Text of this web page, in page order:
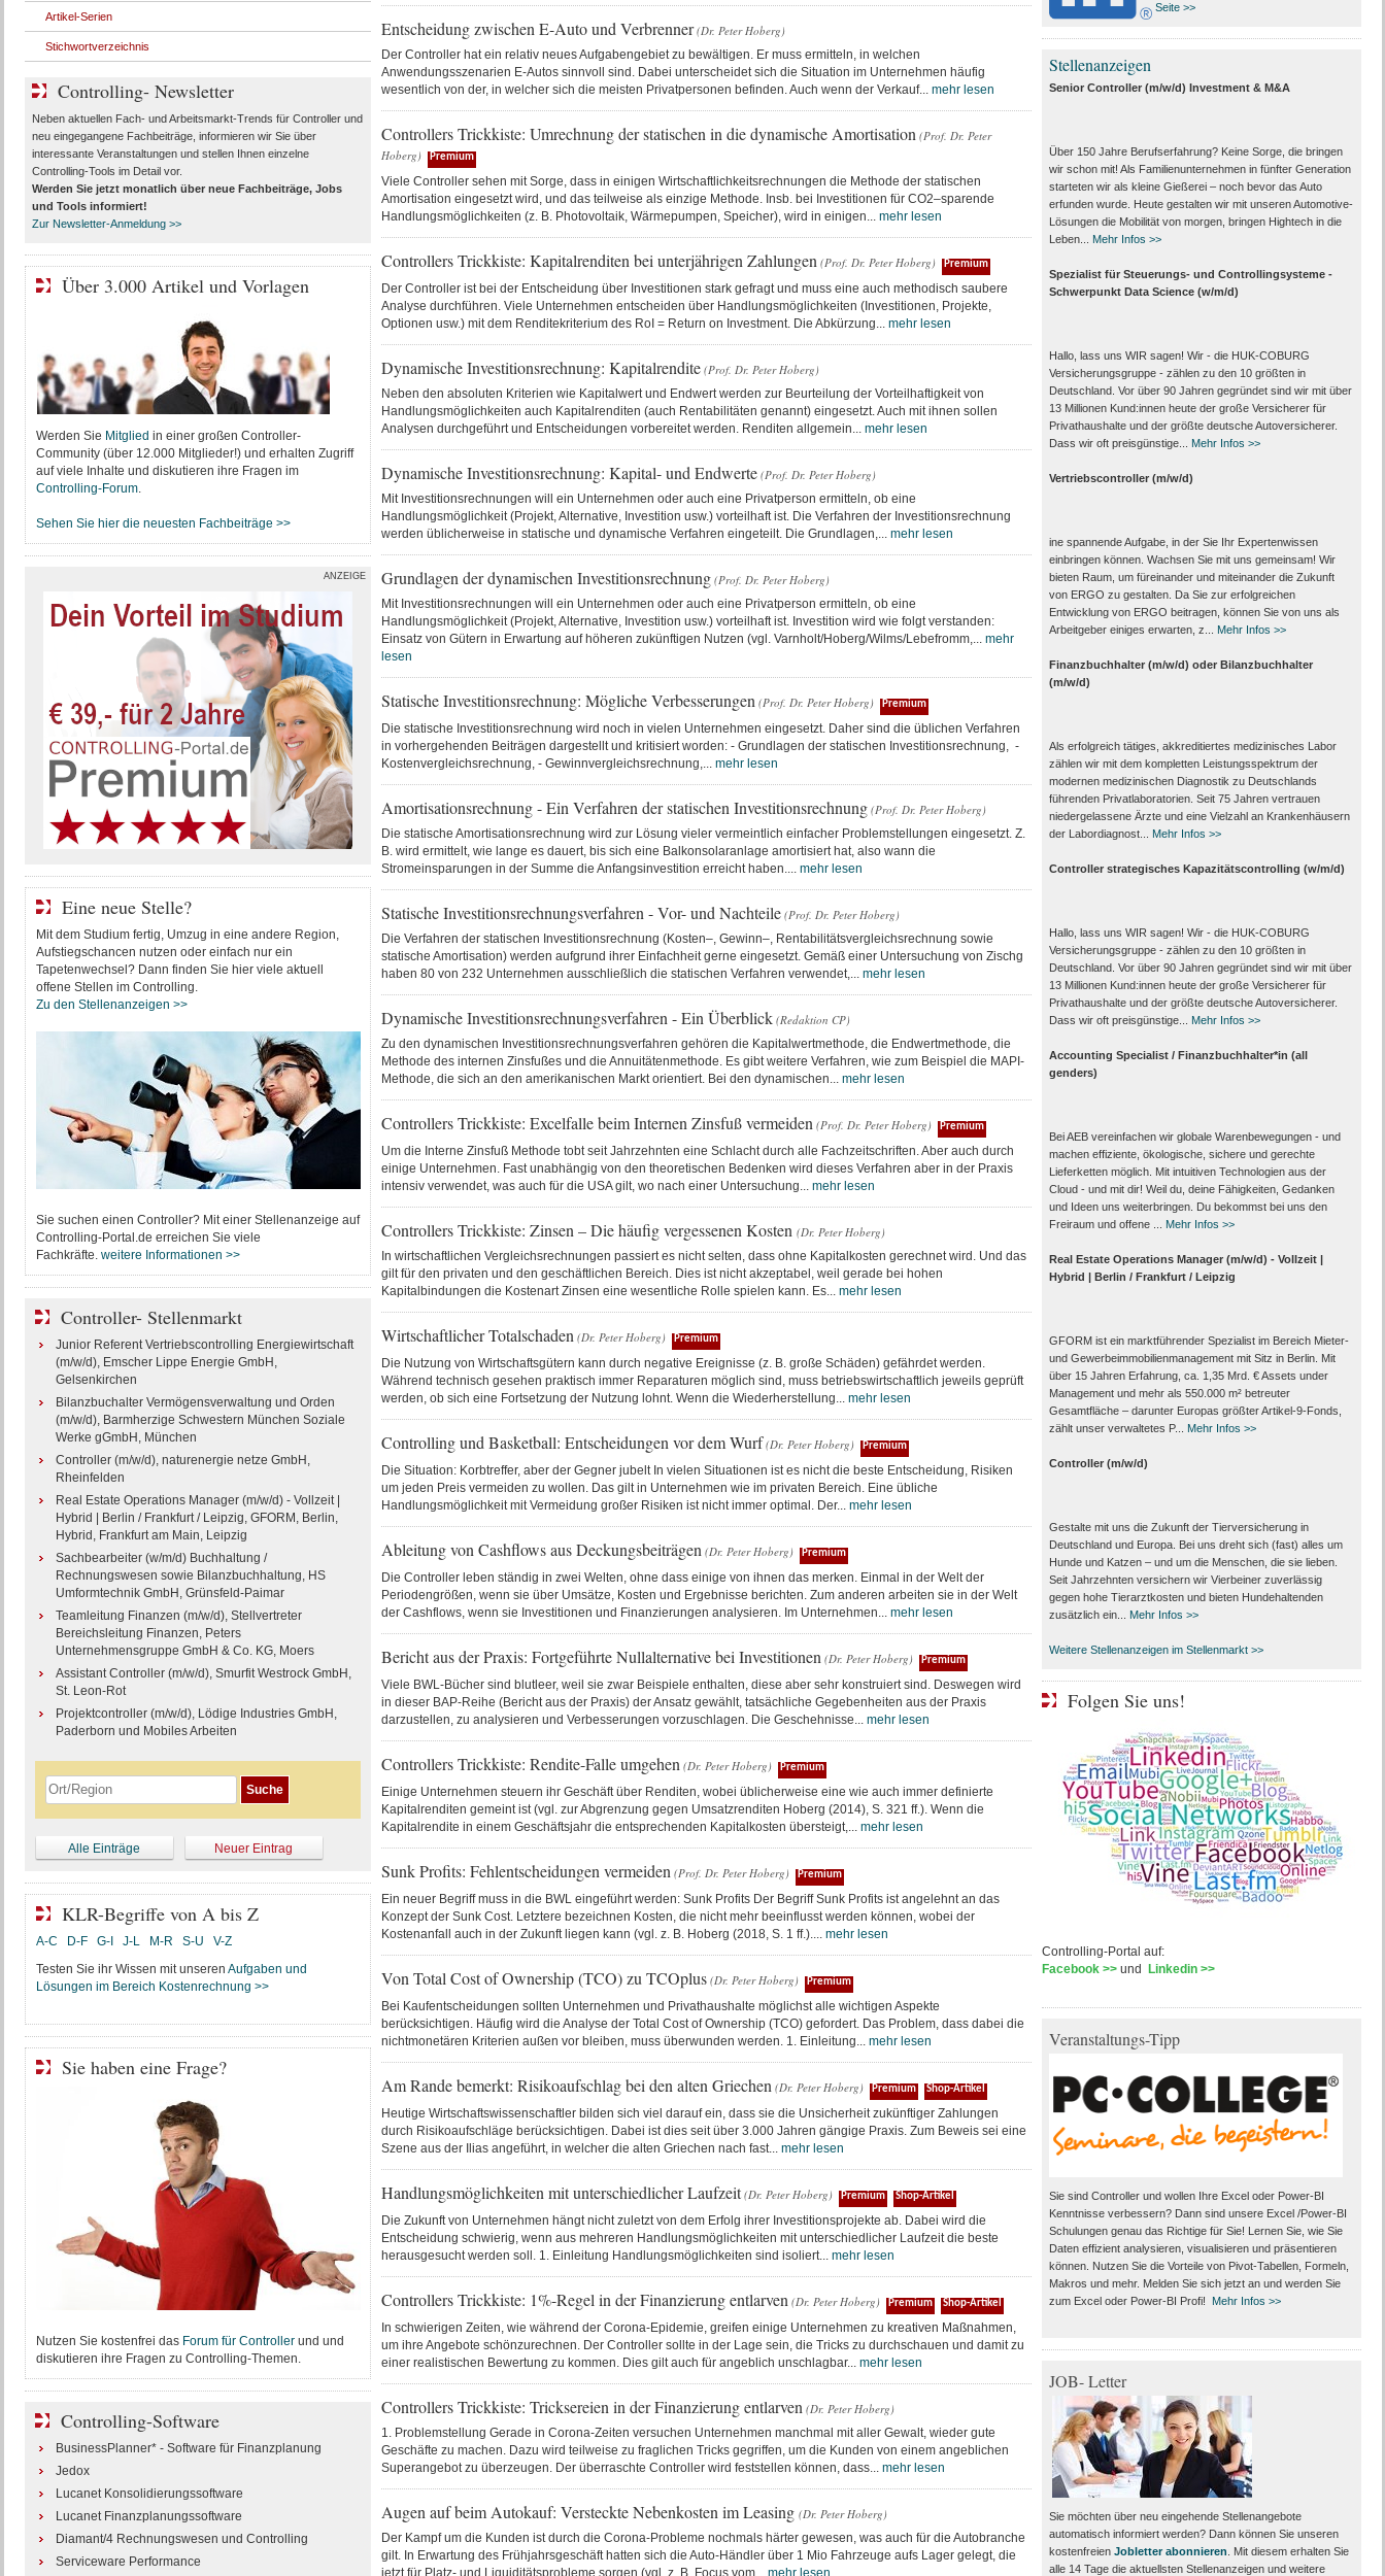
Entscheidung zwischen E-Auto und Verbrenner (Dr. Peter Hoberg)
Der Controller hat ein relativ neues Aufgabengebiet zu bewältigen. Er muss ermitteln, in welchen
Anwendungsszenarien E-Autos sinnvoll sind. Dabei unterscheidet sich die Situation im Unternehmen häufig
wesentlich von der, in welcher sich die meisten Privatpersonen befinden. Auch wenn der Verkauf... mehr lesen
Controllers Trickkiste: Umrechnung der statischen in die dynamische Amortisation (Prof. Dr. Peter
Hoberg)
Premium
Viele Controller sehen mit Sorge, dass in einigen Wirtschaftlichkeitsrechnungen die Methode der statischen
Amortisation eingesetzt wird, und das teilweise als einzige Methode. Insb. bei Investitionen für CO2–sparende
Handlungsmöglichkeiten (z. B. Photovoltaik, Wärmepumpen, Speicher), wird in einigen... mehr lesen
Controllers Trickkiste: Kapitalrenditen bei unterjährigen Zahlungen (Prof. Dr. Peter Hoberg) Premium
Der Controller ist bei der Entscheidung über Investitionen stark gefragt und muss eine auch methodisch saubere
Analyse durchführen. Viele Unternehmen entscheiden über Handlungsmöglichkeiten (Investitionen, Projekte,
Optionen usw.) mit dem Renditekriterium des RoI = Return on Investment. Die Abkürzung... mehr lesen
Dynamische Investitionsrechnung: Kapitalrendite (Prof. Dr. Peter Hoberg)
Neben den absoluten Kriterien wie Kapitalwert und Endwert werden zur Beurteilung der Vorteilhaftigkeit von
Handlungsmöglichkeiten auch Kapitalrenditen (auch Rentabilitäten genannt) eingesetzt. Auch mit ihnen sollen
Analysen durchgeführt und Entscheidungen vorbereitet werden. Renditen allgemein... mehr lesen
Dynamische Investitionsrechnung: Kapital- und Endwerte (Prof. Dr. Peter Hoberg)
Mit Investitionsrechnungen will ein Unternehmen oder auch eine Privatperson ermitteln, ob eine
Handlungsmöglichkeit (Projekt, Alternative, Investition usw.) vorteilhaft ist. Die Verfahren der Investitionsrechnung
werden üblicherweise in statische und dynamische Verfahren eingeteilt. Die Grundlagen,... mehr lesen
Grundlagen der dynamischen Investitionsrechnung (Prof. Dr. Peter Hoberg)
Mit Investitionsrechnungen will ein Unternehmen oder auch eine Privatperson ermitteln, ob eine
Handlungsmöglichkeit (Projekt, Alternative, Investition usw.) vorteilhaft ist. Investition wird wie folgt verstanden:
Einsatz von Gütern in Erwartung auf höheren zukünftigen Nutzen (vgl. Varnholt/Hoberg/Wilms/Lebefromm,... mehr
lesen
Statische Investitionsrechnung: Mögliche Verbesserungen (Prof. Dr. Peter Hoberg) Premium
Die statische Investitionsrechnung wird noch in vielen Unternehmen eingesetzt. Daher sind die üblichen Verfahren
in vorhergehenden Beiträgen dargestellt und kritisiert worden: - Grundlagen der statischen Investitionsrechnung, -
Kostenvergleichsrechnung, - Gewinnvergleichsrechnung,... mehr lesen
Amortisationsrechnung - Ein Verfahren der statischen Investitionsrechnung (Prof. Dr. Peter Hoberg)
Die statische Amortisationsrechnung wird zur Lösung vieler vermeintlich einfacher Problemstellungen eingesetzt. Z.
B. wird ermittelt, wie lange es dauert, bis sich eine Balkonsolaranlage amortisiert hat, also wann die
Stromeinsparungen in der Summe die Anfangsinvestition erreicht haben.... mehr lesen
Statische Investitionsrechnungsverfahren - Vor- und Nachteile (Prof. Dr. Peter Hoberg)
Die Verfahren der statischen Investitionsrechnung (Kosten–, Gewinn–, Rentabilitätsvergleichsrechnung sowie
statische Amortisation) werden aufgrund ihrer Einfachheit gerne eingesetzt. Gemäß einer Untersuchung von Zischg
haben 80 von 232 Unternehmen ausschließlich die statischen Verfahren verwendet,... mehr lesen
Dynamische Investitionsrechnungsverfahren - Ein Überblick (Redaktion CP)
Zu den dynamischen Investitionsrechnungsverfahren gehören die Kapitalwertmethode, die Endwertmethode, die
Methode des internen Zinsfußes und die Annuitätenmethode. Es gibt weitere Verfahren, wie zum Beispiel die MAPI-
Methode, die sich an den amerikanischen Markt orientiert. Bei den dynamischen... mehr lesen
Controllers Trickkiste: Excelfalle beim Internen Zinsfuß vermeiden (Prof. Dr. Peter Hoberg) Premium
Um die Interne Zinsfuß Methode tobt seit Jahrzehnten eine Schlacht durch alle Fachzeitschriften. Aber auch durch
einige Unternehmen. Fast unabhängig von den theoretischen Bedenken wird dieses Verfahren aber in der Praxis
intensiv verwendet, was auch für die USA gilt, wo nach einer Untersuchung... mehr lesen
Controllers Trickkiste: Zinsen – Die häufig vergessenen Kosten (Dr. Peter Hoberg)
In wirtschaftlichen Vergleichsrechnungen passiert es nicht selten, dass ohne Kapitalkosten gerechnet wird. Und das
gilt für den privaten und den geschäftlichen Bereich. Dies ist nicht akzeptabel, weil gerade bei hohen
Kapitalbindungen die Kostenart Zinsen eine wesentliche Rolle spielen kann. Es... mehr lesen
Wirtschaftlicher Totalschaden (Dr. Peter Hoberg) Premium
Die Nutzung von Wirtschaftsgütern kann durch negative Ereignisse (z. B. große Schäden) gefährdet werden.
Während technisch gesehen praktisch immer Reparaturen möglich sind, muss betriebswirtschaftlich jeweils geprüft
werden, ob sich eine Fortsetzung der Nutzung lohnt. Wenn die Wiederherstellung... mehr lesen
Controlling und Basketball: Entscheidungen vor dem Wurf (Dr. Peter Hoberg) Premium
Die Situation: Korbtreffer, aber der Gegner jubelt In vielen Situationen ist es nicht die beste Entscheidung, Risiken
um jeden Preis vermeiden zu wollen. Das gilt in Unternehmen wie im privaten Bereich. Eine übliche
Handlungsmöglichkeit mit Vermeidung großer Risiken ist nicht immer optimal. Der... mehr lesen
Ableitung von Cashflows aus Deckungsbeiträgen (Dr. Peter Hoberg) Premium
Die Controller leben ständig in zwei Welten, ohne dass einige von ihnen das merken. Einmal in der Welt der
Periodengrößen, wenn sie über Umsätze, Kosten und Ergebnisse berichten. Zum anderen arbeiten sie in der Welt
der Cashflows, wenn sie Investitionen und Finanzierungen analysieren. Im Unternehmen... mehr lesen
Bericht aus der Praxis: Fortgeführte Nullalternative bei Investitionen (Dr. Peter Hoberg) Premium
Viele BWL-Bücher sind blutleer, weil sie zwar Beispiele enthalten, diese aber sehr konstruiert sind. Deswegen wird
in dieser BAP-Reihe (Bericht aus der Praxis) der Ansatz gewählt, tatsächliche Gegebenheiten aus der Praxis
darzustellen, zu analysieren und Verbesserungen vorzuschlagen. Die Geschehnisse... mehr lesen
Controllers Trickkiste: Rendite-Falle umgehen (Dr. Peter Hoberg) Premium
Einige Unternehmen steuern ihr Geschäft über Renditen, wobei üblicherweise eine wie auch immer definierte
Kapitalrenditen gemeint ist (vgl. zur Abgrenzung gegen Umsatzrenditen Hoberg (2014), S. 321 ff.). Wenn die
Kapitalrendite in einem Geschäftsjahr die entsprechenden Kapitalkosten übersteigt,... mehr lesen
Sunk Profits: Fehlentscheidungen vermeiden (Prof. Dr. Peter Hoberg) Premium
Ein neuer Begriff muss in die BWL eingeführt werden: Sunk Profits Der Begriff Sunk Profits ist angelehnt an das
Konzept der Sunk Cost. Letztere bezeichnen Kosten, die nicht mehr beeinflusst werden können, wobei der
Kostenanfall auch in der Zukunft liegen kann (vgl. z. B. Hoberg (2018, S. 1 ff.).... mehr lesen
Von Total Cost of Ownership (TCO) zu TCOplus (Dr. Peter Hoberg) Premium
Bei Kaufentscheidungen sollten Unternehmen und Privathaushalte möglichst alle wichtigen Aspekte
berücksichtigen. Häufig wird die Analyse der Total Cost of Ownership (TCO) gefordert. Das Problem, dass dabei die
nichtmonetären Kriterien außen vor bleiben, muss überwunden werden. 1. Einleitung... mehr lesen
Am Rande bemerkt: Risikoaufschlag bei den alten Griechen (Dr. Peter Hoberg) Premium Shop-Artikel
Heutige Wirtschaftswissenschaftler bilden sich viel darauf ein, dass sie die Unsicherheit zukünftiger Zahlungen
durch Risikoaufschläge berücksichtigen. Dabei ist dies seit über 3.000 Jahren gängige Praxis. Zum Beweis sei eine
Szene aus der Ilias angeführt, in welcher die alten Griechen nach fast... mehr lesen
Handlungsmöglichkeiten mit unterschiedlicher Laufzeit (Dr. Peter Hoberg) Premium Shop-Artikel
Die Zukunft von Unternehmen hängt nicht zuletzt von dem Erfolg ihrer Investitionsprojekte ab. Dabei wird die
Entscheidung schwierig, wenn aus mehreren Handlungsmöglichkeiten mit unterschiedlicher Laufzeit die beste
herausgesucht werden soll. 1. Einleitung Handlungsmöglichkeiten sind isoliert... mehr lesen
Controllers Trickkiste: 1%-Regel in der Finanzierung entlarven (Dr. Peter Hoberg) Premium Shop-Artikel
In schwierigen Zeiten, wie während der Corona-Epidemie, greifen einige Unternehmen zu kreativen Maßnahmen,
um ihre Angebote schönzurechnen. Der Controller sollte in der Lage sein, die Tricks zu durchschauen und damit zu
einer realistischen Bewertung zu kommen. Dies gilt auch für angeblich unschlagbar... mehr lesen
Controllers Trickkiste: Tricksereien in der Finanzierung entlarven (Dr. Peter Hoberg)
1. Problemstellung Gerade in Corona-Zeiten versuchen Unternehmen manchmal mit aller Gewalt, wieder gute
Geschäfte zu machen. Dazu wird teilweise zu fraglichen Tricks gegriffen, um die Kunden von einem angeblichen
Superangebot zu überzeugen. Der überraschte Controller wird feststellen können, dass... mehr lesen
Augen auf beim Autokauf: Versteckte Nebenkosten im Leasing (Dr. Peter Hoberg)
Der Kampf um die Kunden ist durch die Corona-Probleme nochmals härter gewesen, was auch für die Autobranche
gilt. In Erwartung des Frühjahrsgeschäft hatten sich die Auto-Händler über 1 Mio Fahrzeuge aufs Lager gelegt, die
jetzt für Platz- und Liquiditätsprobleme sorgen (vgl. z. B. Focus vom... mehr lesen
Artikel-Serien
Stichwortverzeichnis
Controlling- Newsletter
Neben aktuellen Fach- und Arbeitsmarkt-Trends für Controller und
neu eingegangene Fachbeiträge, informieren wir Sie über
interessante Veranstaltungen und stellen Ihnen einzelne
Controlling-Tools im Detail vor.
Werden Sie jetzt monatlich über neue Fachbeiträge, Jobs
und Toolsinformiert!
Zur Newsletter-Anmeldung >>
Über 3.000 Artikel und Vorlagen
Werden Sie Mitglied in einer großen Controller-
Community (über 12.000 Mitglieder!) und erhalten Zugriff
auf viele Inhalte und diskutieren ihre Fragen im
Controlling-Forum.
Sehen Sie hier die neuesten Fachbeiträge >>
ANZEIGE
Eine neue Stelle?
Mit dem Studium fertig, Umzug in eine andere Region,
Aufstiegschancen nutzen oder einfach nur ein
Tapetenwechsel? Dann finden Sie hier viele aktuell
offene Stellen im Controlling.
Zu den Stellenanzeigen >>
Sie suchen einen Controller? Mit einer Stellenanzeige auf
Controlling-Portal.de erreichen Sie viele
Fachkräfte. weitere Informationen >>
Controller- Stellenmarkt
Junior Referent Vertriebscontrolling Energiewirtschaft
(m/w/d), Emscher Lippe Energie GmbH,
Gelsenkirchen
Bilanzbuchalter Vermögensverwaltung und Orden
(m/w/d), Barmherzige Schwestern München Soziale
Werke gGmbH, München
Controller (m/w/d), naturenergie netze GmbH,
Rheinfelden
Real Estate Operations Manager (m/w/d) - Vollzeit |
Hybrid | Berlin / Frankfurt / Leipzig, GFORM, Berlin,
Hybrid, Frankfurt am Main, Leipzig
Sachbearbeiter (w/m/d) Buchhaltung /
Rechnungswesen sowie Bilanzbuchhaltung, HS
Umformtechnik GmbH, Grünsfeld-Paimar
Teamleitung Finanzen (m/w/d), Stellvertreter
Bereichsleitung Finanzen, Peters
Unternehmensgruppe GmbH & Co. KG, Moers
Assistant Controller (m/w/d), Smurfit Westrock GmbH,
St. Leon-Rot
Projektcontroller (m/w/d), Lödige Industries GmbH,
Paderborn und Mobiles Arbeiten
Alle Einträge Neuer Eintrag
KLR-Begriffe von A bis Z
A-C D-F G-I J-L M-R S-U
V-Z
Testen Sie ihr Wissen mit unseren Aufgaben und
Lösungen im Bereich Kostenrechnung >>
Sie haben eine Frage?
Nutzen Sie kostenfrei das Forum für Controllerund und
diskutieren ihre Fragen zu Controlling-Themen.
Controlling-Software
BusinessPlanner* - Software für Finanzplanung
Jedox
Lucanet Konsolidierungssoftware
Lucanet Finanzplanungssoftware
Diamant/4 Rechnungswesen und Controlling
Serviceware Performance
Seite >>
Stellenanzeigen
Senior Controller (m/w/d) Investment & M&A
Über 150 Jahre Berufserfahrung? Keine Sorge, die bringen
wir schon mit! Als Familienunternehmen in fünfter Generation
starteten wir als kleine Gießerei – noch bevor das Auto
erfunden wurde. Heute gestalten wir mit unseren Automotive-
Lösungen die Mobilität von morgen, bringen Hightech in die
Leben...
Mehr Infos >>
Spezialist für Steuerungs- und Controllingsysteme -
Schwerpunkt Data Science (w/m/d)
Hallo, lass uns WIR sagen! Wir - die HUK-COBURG
Versicherungsgruppe - zählen zu den 10 größten in
Deutschland. Vor über 90 Jahren gegründet sind wir mit über
13 Millionen Kund:innen heute der große Versicherer für
Privathaushalte und der größte deutsche Autoversicherer.
Dass wir oft preisgünstige...
Mehr Infos >>
Vertriebscontroller (m/w/d)
ine spannende Aufgabe, in der Sie Ihr Expertenwissen
einbringen können. Wachsen Sie mit uns gemeinsam! Wir
bieten Raum, um füreinander und miteinander die Zukunft
von ERGO zu gestalten. Da Sie zur erfolgreichen
Entwicklung von ERGO beitragen, können Sie von uns als
Arbeitgeber einiges erwarten, z...
Mehr Infos >>
Finanzbuchhalter (m/w/d) oder Bilanzbuchhalter
(m/w/d)
Als erfolgreich tätiges, akkreditiertes medizinisches Labor
zählen wir mit dem kompletten Leistungs­spektrum der
modernen medizinischen Diagnostik zu Deutschlands
führenden Privat­laboratorien. Seit 75 Jahren vertrauen
nieder­gelassene Ärzte und eine Vielzahl an Kranken­häusern
der Labor­diagnost...
Mehr Infos >>
Controller strategisches Kapazitätscontrolling (w/m/d)
Hallo, lass uns WIR sagen! Wir - die HUK-COBURG
Versicherungsgruppe - zählen zu den 10 größten in
Deutschland. Vor über 90 Jahren gegründet sind wir mit über
13 Millionen Kund:innen heute der große Versicherer für
Privathaushalte und der größte deutsche Autoversicherer.
Dass wir oft preisgünstige...
Mehr Infos >>
Accounting Specialist / Finanzbuchhalter*in (all
genders)
Bei AEB vereinfachen wir globale Warenbewegungen - und
machen effiziente, ökologische, sichere und gerechte
Lieferketten möglich. Mit intuitiven Technologien aus der
Cloud - und mit dir! Weil du, deine Fähigkeiten, Gedanken
und Ideen uns weiterbringen. Du bekommst bei uns den
Freiraum und offene ...
Mehr Infos >>
Real Estate Operations Manager (m/w/d) - Vollzeit |
Hybrid | Berlin / Frankfurt / Leipzig
GFORM ist ein marktführender Spezialist im Bereich Mieter-
und Gewerbeimmobilienmanagement mit Sitz in Berlin. Mit
über 15 Jahren Erfahrung, ca. 1,35 Mrd. € Assets under
Management und mehr als 550.000 m² betreuter
Gesamtfläche – darunter Europas größter Artikel-9-Fonds,
zählt unser verwaltetes P...
Mehr Infos >>
Controller (m/w/d)
Gestalte mit uns die Zukunft der Tierversicherung in
Deutschland und Europa. Bei uns dreht sich (fast) alles um
Hunde und Katzen – und um die Menschen, die sie lieben.
Seit Jahrzehnten versichern wir Vierbeiner zuverlässig
gegen hohe Tierarztkosten und bieten Hundehaltenden
zusätzlich ein...
Mehr Infos >>
Weitere Stellenanzeigen im Stellenmarkt >>
Folgen Sie uns!
Controlling-Portal auf:
Facebook >>und Linkedin >>
Veranstaltungs-Tipp
Sie sind Controller und wollen Ihre Excel oder Power-BI
Kenntnisse verbessern? Dann sind unsere Excel /Power-BI
Schulungen genau das Richtige für Sie! Lernen Sie, wie Sie
Daten effizient analysieren, visualisieren und präsentieren
können. Nutzen Sie die Vorteile von Pivot-Tabellen, Formeln,
Makros und mehr. Melden Sie sich jetzt an und werden Sie
zum Excel oder Power-BI Profi!
Mehr Infos >>
JOB- Letter
Sie möchten über neu eingehende Stellenangebote
automatisch informiert werden? Dann können Sie unseren
kostenfreien Jobletter abonnieren . Mit diesem erhalten Sie
alle 14 Tage die aktuellsten Stellenanzeigen und weitere